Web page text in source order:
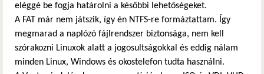
eléggé be fogja határolni a későbbi lehetőségeket.
A FAT már nem játszik, így én NTFS-re formáztattam. Így
megmarad a naplózó fájlrendszer biztonsága, nem kell
szórakozni Linuxok alatt a jogosultságokkal és eddig nálam
minden Linux, Windows és okostelefon tudta használni.